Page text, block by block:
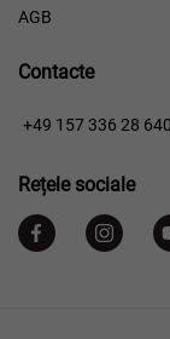
AGB
Contacte
+49 157 336 28 640
Rețele sociale